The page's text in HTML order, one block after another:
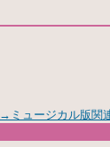
→ミュージカル版関